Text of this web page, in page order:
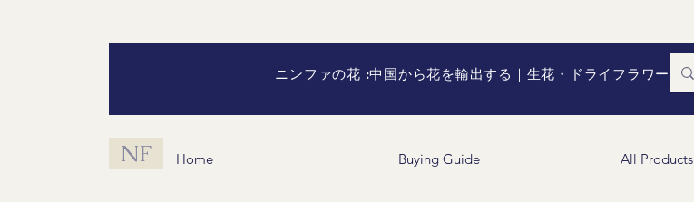
ニンファの花 :中国から花を輸出する｜生花・ドライフラワー
NF Home Buying Guide All Products